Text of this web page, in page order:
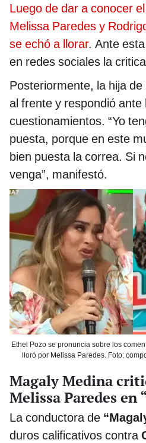
Luego de dar a conocer
Melissa Paredes y
se echó a llorar. Ante
en redes sociales la
Posteriormente, la hija
al frente y respondió ante
cuestionamientos. “Yo
puesta, porque en este
bien puesta la correa. Si
venga”, manifestó.
Ethel Pozo se pronuncia sobre los
lloró por Melissa Paredes. Foto:
Magaly Medina
Melissa Paredes en
La conductora de
duros calificativos contra